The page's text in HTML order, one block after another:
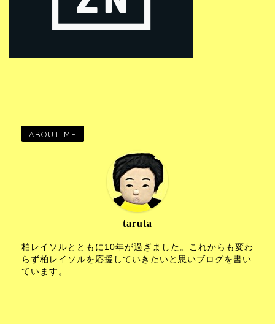
ABOUT ME
taruta
柏レイソルとともに10年が過ぎました。これからも変わ
らず柏レイソルを応援していきたいと思いブログを書い
ています。